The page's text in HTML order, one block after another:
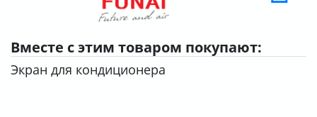
Вместе с этим товаром покупают:
Экран для кондиционера